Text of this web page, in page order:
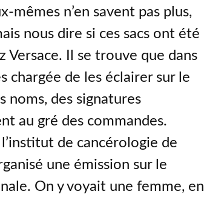
mêmes n’en savent pas plus,
nous dire si ces sacs ont été
Versace. Il se trouve que dans
chargée de les éclairer sur le
noms, des signatures
au gré des commandes.
de cancérologie de
une émission sur le
On y voyait une femme, en